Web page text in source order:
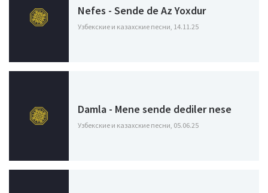
Nefes - Sende de Az Yoxdur
Узбекские и казахские песни, 14.11.25
Damla - Mene sende dediler nese
Узбекские и казахские песни, 05.06.25